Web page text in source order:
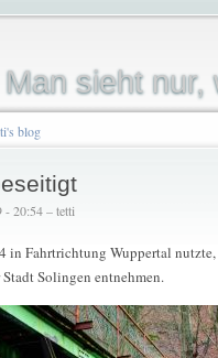
sieht nur,
blog
- 20:54 – tetti
in Fahrtrichtung Wuppertal
Solingen entnehmen.